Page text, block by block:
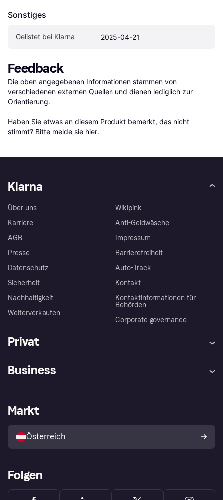
Sonstiges
Gelistet bei Klarna 2025-04-21
Feedback
Die oben angegebenen Informationen stammen von
verschiedenen externen Quellen und dienen lediglich zur
Orientierung.
Haben Sie etwas an diesem Produkt bemerkt, das nicht
stimmt? Bitte melde sie hier.
Klarna
Über uns
Karriere
AGB
Presse
Datenschutz
Sicherheit
Nachhaltigkeit
Weiterverkaufen
Wikipink
Anti-Geldwäsche
Impressum
Barrierefreiheit
Auto-Track
Kontakt
Kontaktinformationen für
Behörden
Corporate governance
Privat
Shops entdecken
Business
Händlerportal
Markt
Österreich
Folgen